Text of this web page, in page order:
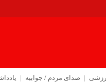
صدای مردم / جوابیه